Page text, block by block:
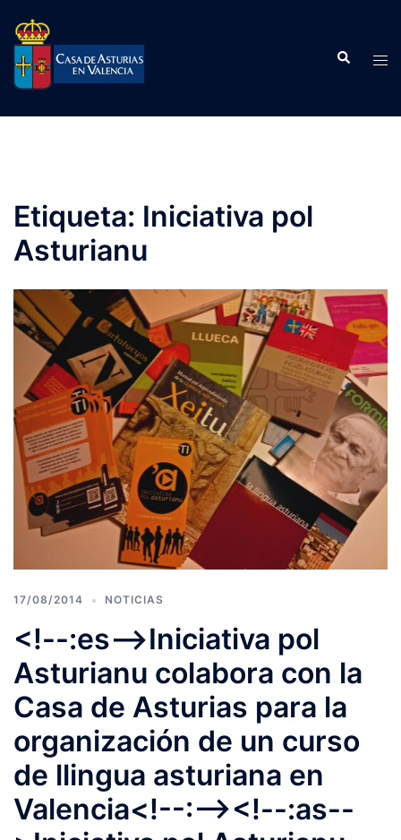
contenido
Buscar
Etiqueta: Iniciativa pol
Asturianu
17/08/2014 NOTICIAS
<!--:es-->Iniciativa pol
Asturianu colabora con la
Casa de Asturias para la
organización de un curso
de llingua asturiana en
Valencia<!--:--><!--:as--